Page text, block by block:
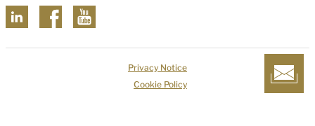
Privacy Notice
Cookie Policy